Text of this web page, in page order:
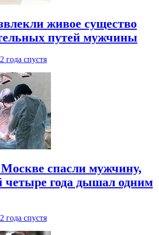
живое существо
путей мужчины
2 года спустя
спасли мужчину,
четыре года дышал одним
2 года спустя